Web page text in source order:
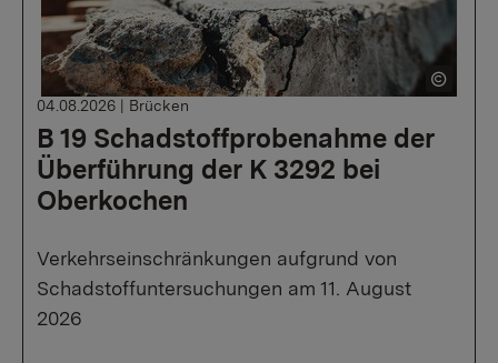
B 19 Schadstoffprobenahme der
Überführung der K 3292 bei
Oberkochen
04.08.2026 | Brücken
Verkehrseinschränkungen aufgrund von
Schadstoffuntersuchungen am 11. August
2026